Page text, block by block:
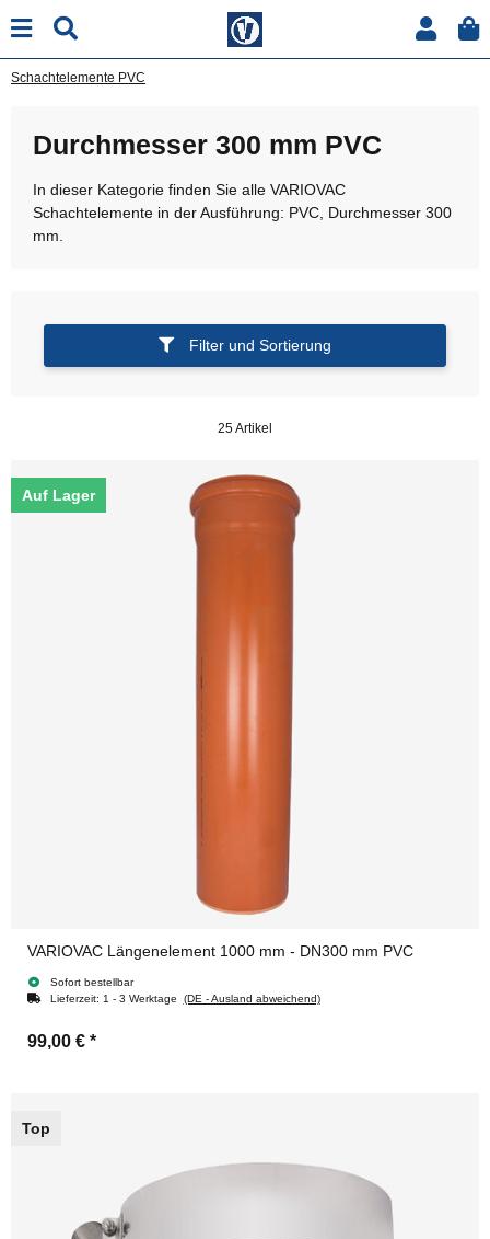
Schachtelemente PVC
Durchmesser 300 mm PVC
In dieser Kategorie finden Sie alle VARIOVAC
Schachtelemente in der Ausführung: PVC, Durchmesser 300
mm.
Filter und Sortierung
25 Artikel
Auf Lager
VARIOVAC Längenelement 1000 mm - DN300 mm PVC
Sofort bestellbar
Lieferzeit: 1 - 3 Werktage (DE - Ausland abweichend)
99,00 € *
Top